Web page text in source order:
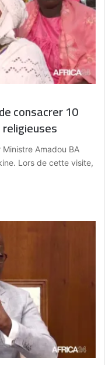
consacrer 10
Amadou BA
Lors de cette visite,